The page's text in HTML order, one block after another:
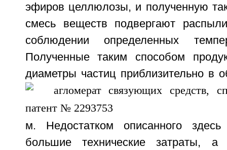
эфиров целлюлозы, и полученную
смесь веществ подвергают
соблюдении определенных
Полученные таким способом
диаметры частиц приблизительно в
м. Недостатком описанного
большие технические затраты, а